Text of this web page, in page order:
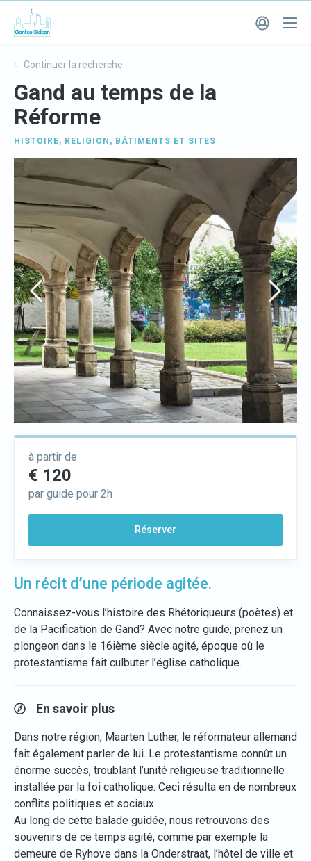
Continuer la recherche
Gand au temps de la
Réforme
HISTOIRE, RELIGION , BÂTIMENTS ET SITES
à partir de
€ 120
par guide pour 2h
Réserver
Un récit d’une période agitée.
Connaissez-vous l’histoire des Rhétoriqueurs (poètes) et
de la Pacification de Gand? Avec notre guide, prenez un
plongeon dans le 16ième siècle agité, époque où le
protestantisme fait culbuter l’église catholique.
En savoir plus
Dans notre région, Maarten Luther, le réformateur allemand
fait également parler de lui. Le protestantisme connût un
énorme succès, troublant l’unité religieuse traditionnelle
installée par la foi catholique. Ceci résulta en de nombreux
conflits politiques et sociaux.
Au long de cette balade guidée, nous retrouvons des
souvenirs de ce temps agité, comme par exemple la
demeure de Ryhove dans la Onderstraat, l’hôtel de ville et